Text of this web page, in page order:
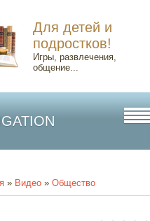
Для детей и
подростков!
Игры, развлечения,
общение...
» Видео » Общество